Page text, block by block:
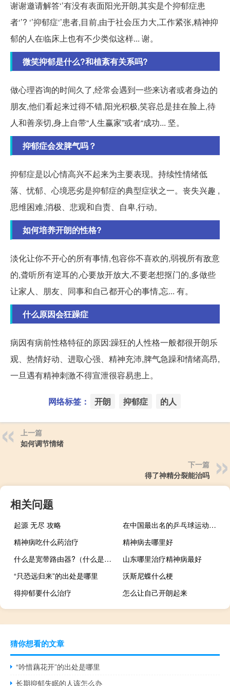
谢谢邀请解答‘’有没有表面阳光开朗,其实是个抑郁症患
者‘’? ‘’抑郁症‘’患者,目前,由于社会压力大,工作紧张,精神抑
郁的人在临床上也有不少类似这样... 谢。
微笑抑郁是什么?和植紊有关系吗?
做心理咨询的时间久了,经常会遇到一些来访者或者身边的
朋友,他们看起来过得不错,阳光积极,笑容总是挂在脸上,待
人和善亲切,身上自带“人生赢家”或者“成功... 坚。
抑郁症会发脾气吗？
抑郁症是以心情高兴不起来为主要表现。持续性情绪低
落、忧郁、心境恶劣是抑郁症的典型症状之一。丧失兴趣 ,
思维困难,消极、悲观和自责、自卑,行动。
如何培养开朗的性格?
淡化让你不开心的所有事情,包容你不喜欢的,弱视所有敌意
的,聋听所有逆耳的,心要放开放大,不要老想抠门的,多做些
让家人、朋友、同事和自己都开心的事情,忘... 有。
什么原因会狂躁症
病因有病前性格特征的原因:躁狂的人性格一般都很开朗乐
观、热情好动、进取心强、精神充沛,脾气急躁和情绪高昂,
一旦遇有精神刺激不得宣泄很容易患上。
网络标签： 开朗 抑郁症 的人
上一篇
如何调节情绪
下一篇
得了神精分裂能治吗
相关问题
起源 无尽 攻略
在中国最出名的乒乓球运动员是谁 中国乒乓球运动员
精神病吃什么药治疗
精神病去哪里好
什么是宽带路由器?（什么是无线路由器,无线宽带路由器）
山东哪里治疗精神病最好
“只恐远归来”的出处是哪里
沃斯尼蝶什么梗
得抑郁要什么治疗
怎么让自己开朗起来
猜你想看的文章
“吟惜藕花开”的出处是哪里
长期抑郁失眠的人该怎么办